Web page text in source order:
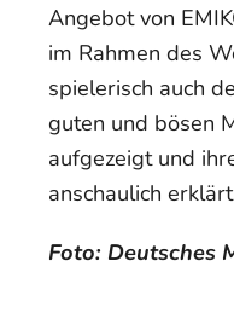
Angebot von
im Rahmen des
spielerisch auch
guten und bösen
aufgezeigt und
anschaulich
Foto: Deutsches